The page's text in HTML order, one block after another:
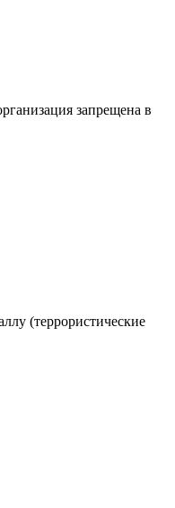
запрещена в
(террористические